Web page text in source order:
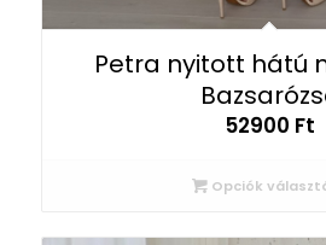
Petra nyitott hátú
52900 Ft
Opciók